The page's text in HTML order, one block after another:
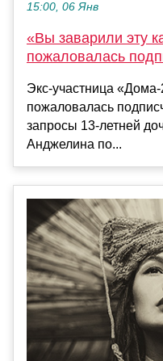
15:00, 06 Янв
«Вы заварили эту
пожаловалась
Экс-участница
пожаловалась
запросы 13-летней
Анджелина по...